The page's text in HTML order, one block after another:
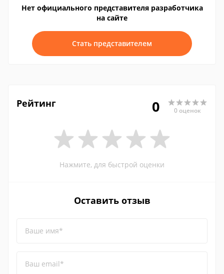
Нет официального представителя разработчика
на сайте
Стать представителем
Рейтинг 0 0 оценок
Нажмите, для быстрой оценки
Оставить отзыв
Ваше имя*
Ваш email*